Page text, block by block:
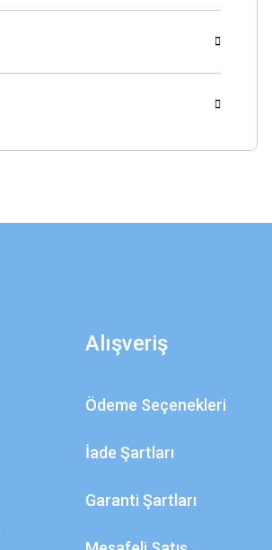
Alışveriş
Ödeme Seçenekleri
İade Şartları
Garanti Şartları